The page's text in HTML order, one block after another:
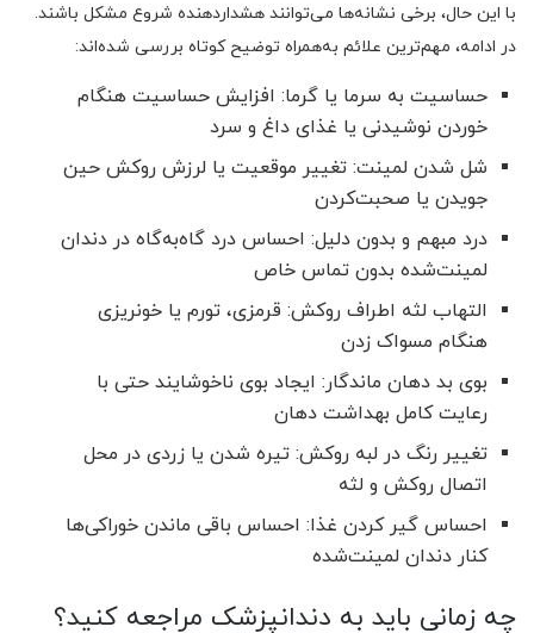
با این حال، برخی نشانه‌ها می‌توانند هشداردهنده شروع مشکل باشند.
در ادامه، مهم‌ترین علائم به‌همراه توضیح کوتاه بررسی شده‌اند:
حساسیت به سرما یا گرما: افزایش حساسیت هنگام
خوردن نوشیدنی یا غذای داغ و سرد
شل شدن لمینت: تغییر موقعیت یا لرزش روکش حین
جویدن یا صحبت‌کردن
درد مبهم و بدون دلیل: احساس درد گاه‌به‌گاه در دندان
لمینت‌شده بدون تماس خاص
التهاب لثه اطراف روکش: قرمزی، تورم یا خونریزی
هنگام مسواک زدن
بوی بد دهان ماندگار: ایجاد بوی ناخوشایند حتی با
رعایت کامل بهداشت دهان
تغییر رنگ در لبه روکش: تیره شدن یا زردی در محل
اتصال روکش و لثه
احساس گیر کردن غذا: احساس باقی ماندن خوراکی‌ها
کنار دندان لمینت‌شده
چه زمانی باید به دندانپزشک مراجعه کنید؟